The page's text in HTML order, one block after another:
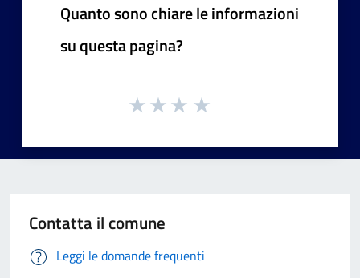
Quanto sono chiare le informazioni
su questa pagina?
Contatta il comune
Leggi le domande frequenti